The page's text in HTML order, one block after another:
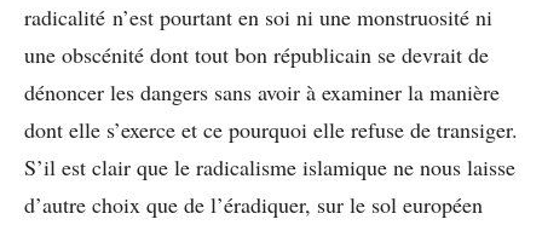
radicalité n’est pourtant en soi ni une monstruosité ni
une obscénité dont tout bon républicain se devrait de
dénoncer les dangers sans avoir à examiner la manière
dont elle s’exerce et ce pourquoi elle refuse de transiger.
S’il est clair que le radicalisme islamique ne nous laisse
d’autre choix que de l’éradiquer, sur le sol européen